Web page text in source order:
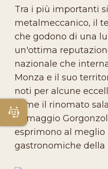
Tra i più importanti
metalmeccanico, il
che godono di una
un'ottima
nazionale che
Monza e il suo
noti per alcune
come il rinomato
formaggio
esprimono al meglio
gastronomiche della
Apri Chatbot